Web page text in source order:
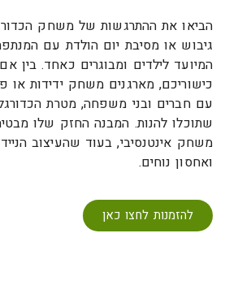
הביאו את ההתרגשות של משחק
גיבוש או מסיבת יום הולדת עם
המיועד לילדים ומבוגרים כאחד. בין
כישוריכם, מארגנים משחק ידידות
עם חברים ובני משפחה, מטרת
שתוכלו להנות. המבנה החזק שלו
משחק אינטנסיבי, בעוד שהעיצוב
ואחסון נוחים.
להזמנות לחצו כאן